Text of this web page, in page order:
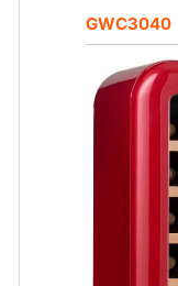
GWC3040